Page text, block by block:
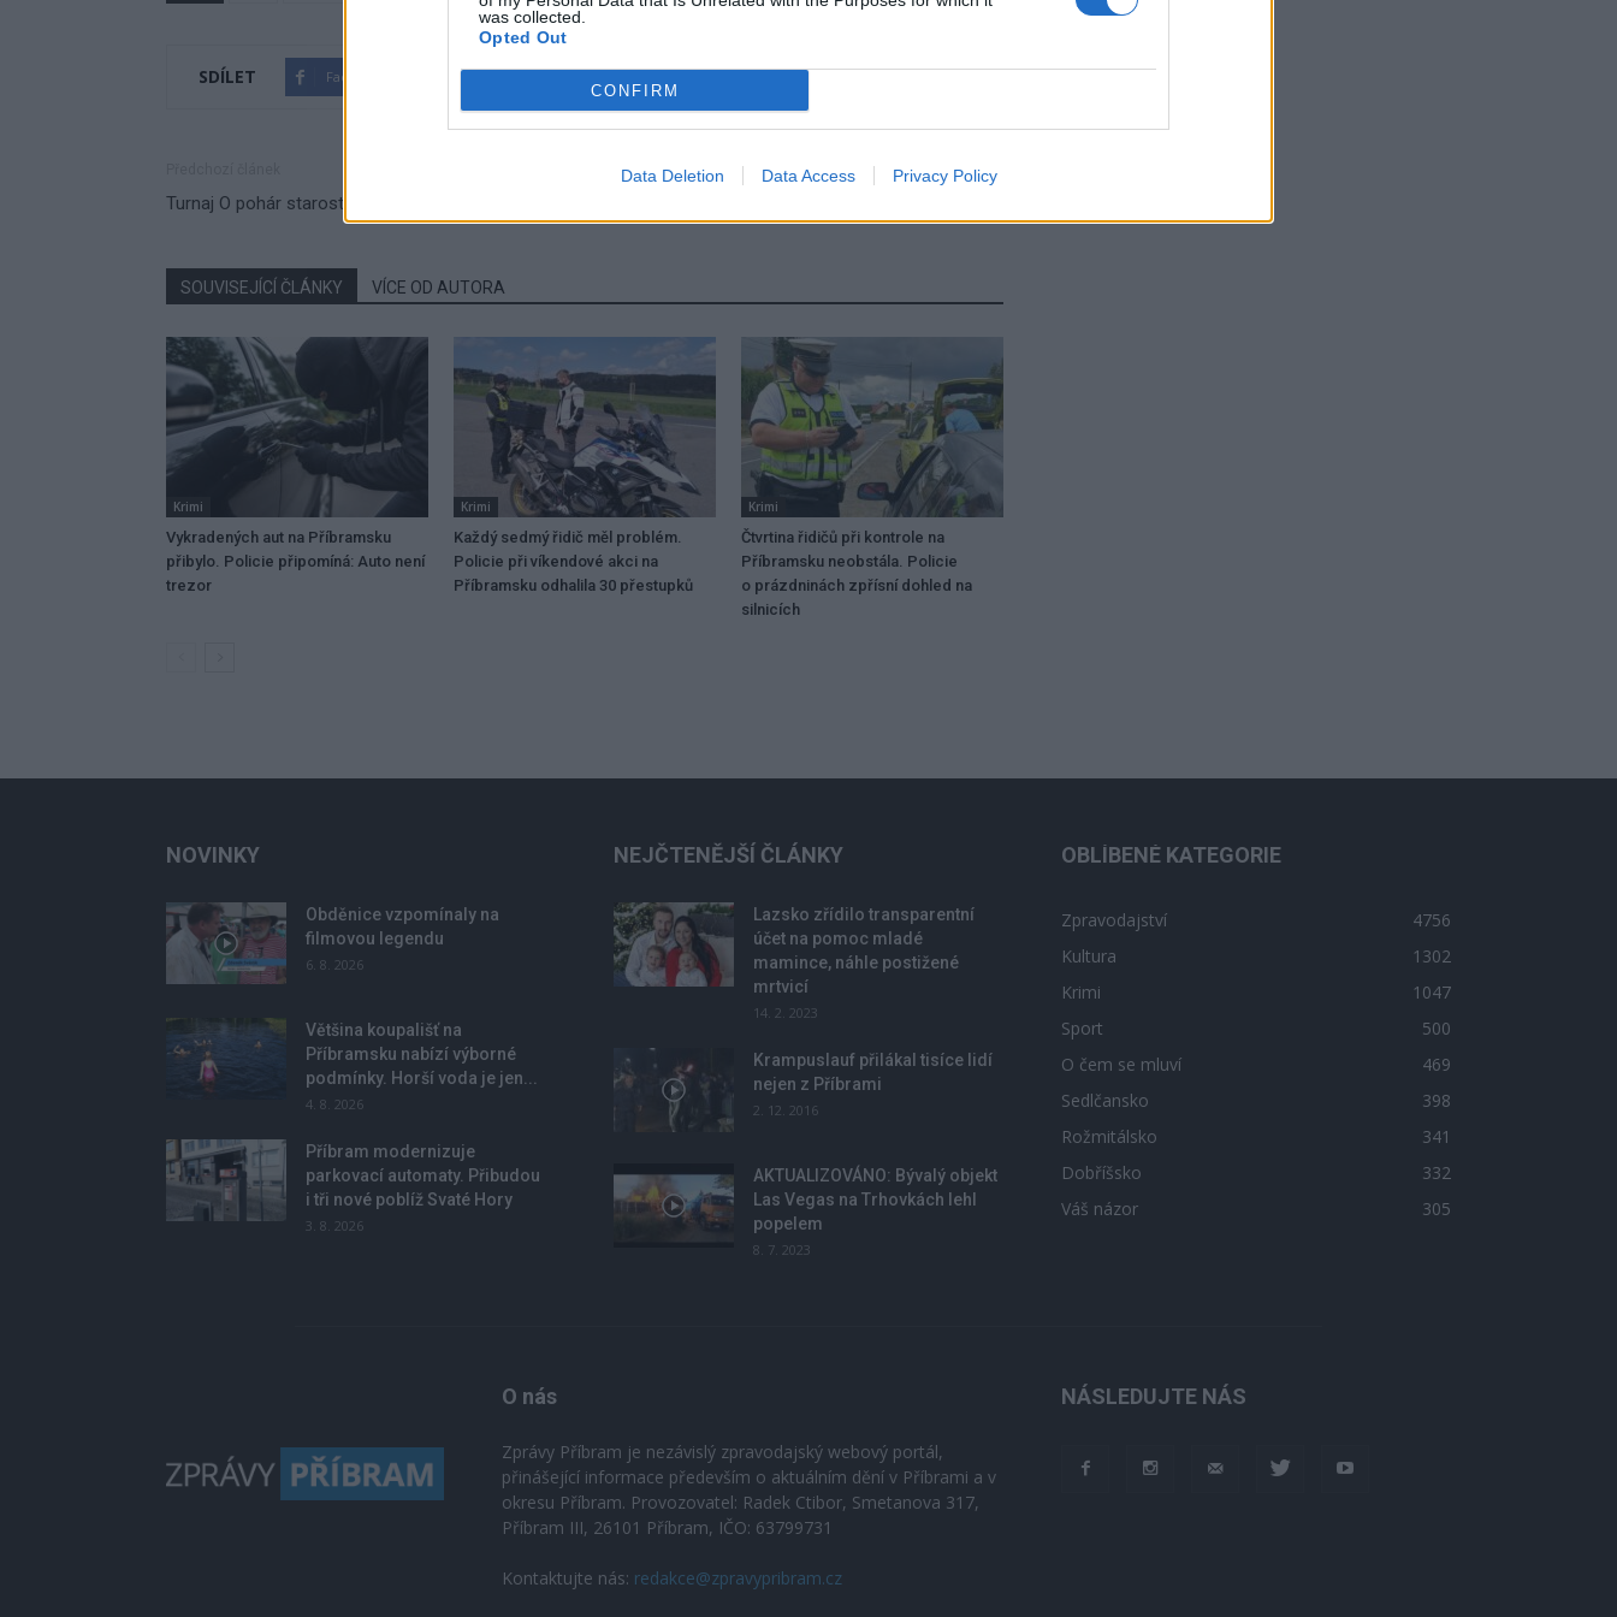
was collected.
Opted Out
CONFIRM
Data Deletion Data Access Privacy Policy
SDÍLET Facebook Twitter
Turnaj O pohár starosty města zná své vítěze
Následující článek
SOUVISEJÍCÍ ČLÁNKY VÍCE OD AUTORA
Krimi
Vykradených aut na Příbramsku
přibylo. Policie připomíná: Auto není
trezor
Krimi
Každý sedmý řidič měl problém.
Policie při víkendové akci na
Příbramsku odhalila 30 přestupků
Krimi
Čtvrtina řidičů při kontrole na
Příbramsku neobstála. Policie
o prázdninách zpřísní dohled na
silnicích
NOVINKY
Obděnice vzpomínaly na
filmovou legendu
6. 8. 2026
Většina koupališť na
Příbramsku nabízí výborné
podmínky. Horší voda je jen...
4. 8. 2026
Příbram modernizuje
parkovací automaty. Přibudou
i tři nové poblíž Svaté Hory
3. 8. 2026
NEJČTENĚJŠÍ ČLÁNKY
Lazsko zřídilo transparentní
účet na pomoc mladé
mamince, náhle postižené
mrtvicí
14. 2. 2023
Krampuslauf přilákal tisíce lidí
nejen z Příbrami
2. 12. 2016
AKTUALIZOVÁNO: Bývalý objekt
Las Vegas na Trhovkách lehl
popelem
8. 7. 2023
OBLÍBENÉ KATEGORIE
Zpravodajství
4756
Kultura
1302
Krimi
1047
Sport
500
O čem se mluví
469
Sedlčansko
398
Rožmitálsko
341
Dobříšsko
332
Váš názor
305
O nás
Zprávy Příbram je nezávislý zpravodajský webový portál,
přinášející informace především o aktuálním dění v Příbrami a v
okresu Příbram. Provozovatel: Radek Ctibor, Smetanova 317,
Příbram III, 26101 Příbram, IČO: 63799731
Kontaktujte nás: redakce@zpravypribram.cz
NÁSLEDUJTE NÁS